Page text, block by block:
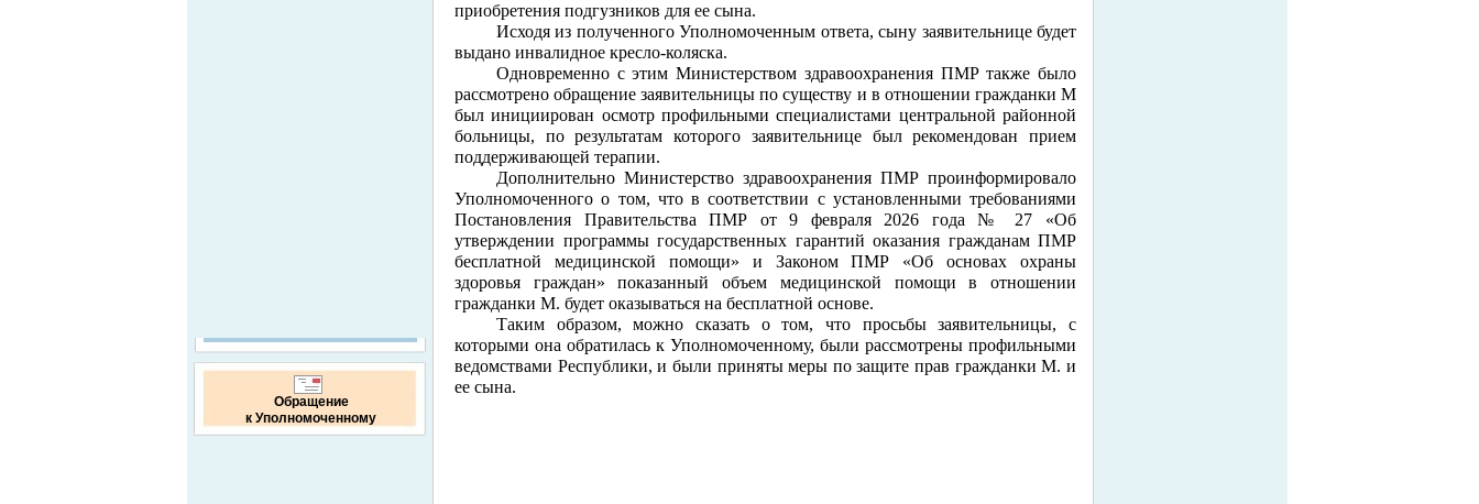
Обращение
к Уполномоченному
приобретения подгузников для ее сына.
Исходя из полученного Уполномоченным ответа, сыну заявительнице будет
выдано инвалидное кресло-коляска.
Одновременно с этим Министерством здравоохранения ПМР также было
рассмотрено обращение заявительницы по существу и в отношении гражданки М
был инициирован осмотр профильными специалистами центральной районной
больницы, по результатам которого заявительнице был рекомендован прием
поддерживающей терапии.
Дополнительно Министерство здравоохранения ПМР проинформировало
Уполномоченного о том, что в соответствии с установленными требованиями
Постановления Правительства ПМР от 9 февраля 2026 года № 27 «Об
утверждении программы государственных гарантий оказания гражданам ПМР
бесплатной медицинской помощи» и Законом ПМР «Об основах охраны
здоровья граждан» показанный объем медицинской помощи в отношении
гражданки М. будет оказываться на бесплатной основе.
Таким образом, можно сказать о том, что просьбы заявительницы, с
которыми она обратилась к Уполномоченному, были рассмотрены профильными
ведомствами Республики, и были приняты меры по защите прав гражданки М. и
ее сына.